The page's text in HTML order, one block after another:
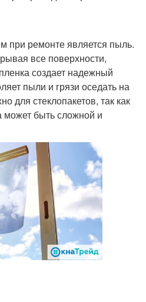
при ремонте является пыль.
все поверхности,
создает надежный
пыли и грязи оседать на
для стеклопакетов, так как
может быть сложной и